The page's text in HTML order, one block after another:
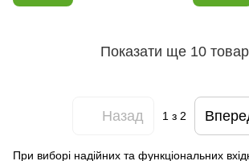
Показати ще 10
Назад 1з 2
При виборі надійних та функціональних